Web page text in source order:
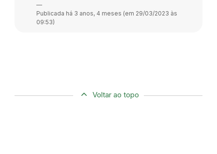
—
Publicada há 3 anos, 4 meses (em 29/03/2023 às
09:53)
Voltar ao topo